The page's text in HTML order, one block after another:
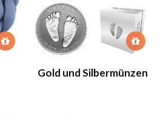
Gold und Silbermünzen